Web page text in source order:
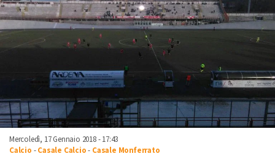
Mercoledì, 17 Gennaio 2018 - 17:43
Calcio -Casale Calcio- Casale Monferrato